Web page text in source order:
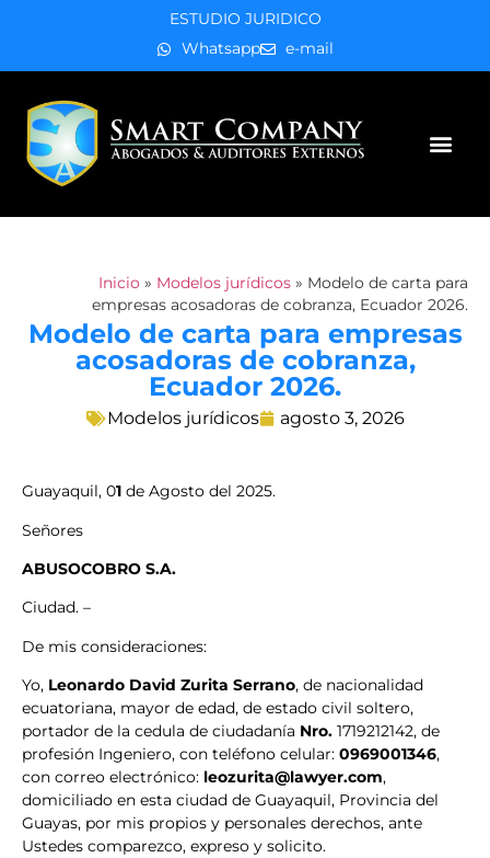
ESTUDIO JURIDICO
Whatsapp
e-mail
Inicio » Modelos jurídicos » Modelo de carta para
empresas acosadoras de cobranza, Ecuador 2026.
Modelo de carta para empresas
acosadoras de cobranza,
Ecuador 2026.
Modelos jurídicos agosto 3, 2026
Guayaquil, 01 de Agosto del 2025.
Señores
ABUSOCOBRO S.A.
Ciudad. –
De mis consideraciones:
Yo, Leonardo David Zurita Serrano, de nacionalidad
ecuatoriana, mayor de edad, de estado civil soltero,
portador de la cedula de ciudadanía Nro. 1719212142, de
profesión Ingeniero, con teléfono celular: 0969001346,
con correo electrónico: leozurita@lawyer.com,
domiciliado en esta ciudad de Guayaquil, Provincia del
Guayas, por mis propios y personales derechos, ante
Ustedes comparezco, expreso y solicito.